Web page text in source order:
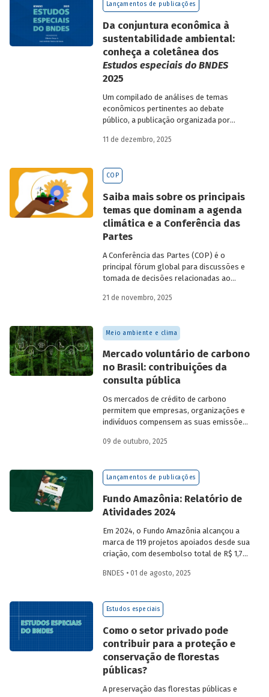
atuação no ano, e mostra como o BNDES
consistente e sólida, mesmo diante de
cenários desafiadores.
Lançamentos de publicações
Da conjuntura econômica à
sustentabilidade ambiental:
conheça a coletânea dos
Estudos especiais do BNDES
2025
Um compilado de análises de temas
econômicos pertinentes ao debate
público, a publicação organizada por
Souza, economistas do BNDES, reúne 25
BNDES
11 de dezembro, 2025
COP
Saiba mais sobre os principais
temas que dominam a agenda
climática e a Conferência das
Partes
A Conferência das Partes (COP) é o
principal fórum global para discussões e
tomada de decisões relacionadas ao
em vista a urgência cada vez maior do
as discussões das mesas de negociações
saiam do discurso e resultem em
compromissos, planos de ações e metas,
com prazos e recursos definidos.
21 de novembro, 2025
Meio ambiente e clima
Mercado voluntário de carbono
no Brasil: contribuições da
consulta pública
Os mercados de crédito de carbono
permitem que empresas, organizações e
indivíduos compensem as suas emissões
por projetos de redução de emissões
MMA realizaram uma consulta pública
sobre a certificação de carbono no
contribuições da sociedade civil,
especialistas e entidades do setor
visando avaliar os desafios e
oportunidades desse mercado. Conheça
os resultados.
09 de outubro, 2025
Lançamentos de publicações
Fundo Amazônia: Relatório de
Atividades 2024
Em 2024, o Fundo Amazônia alcançou a
marca de 119 projetos apoiados desde sua
criação, com desembolso total de R$ 1,76
sua atuação e os projetos estão reunidas
BNDES • 01 de agosto, 2025
Estudos especiais
Como o setor privado pode
contribuir para a proteção e
conservação de florestas
públicas?
A preservação das florestas públicas e